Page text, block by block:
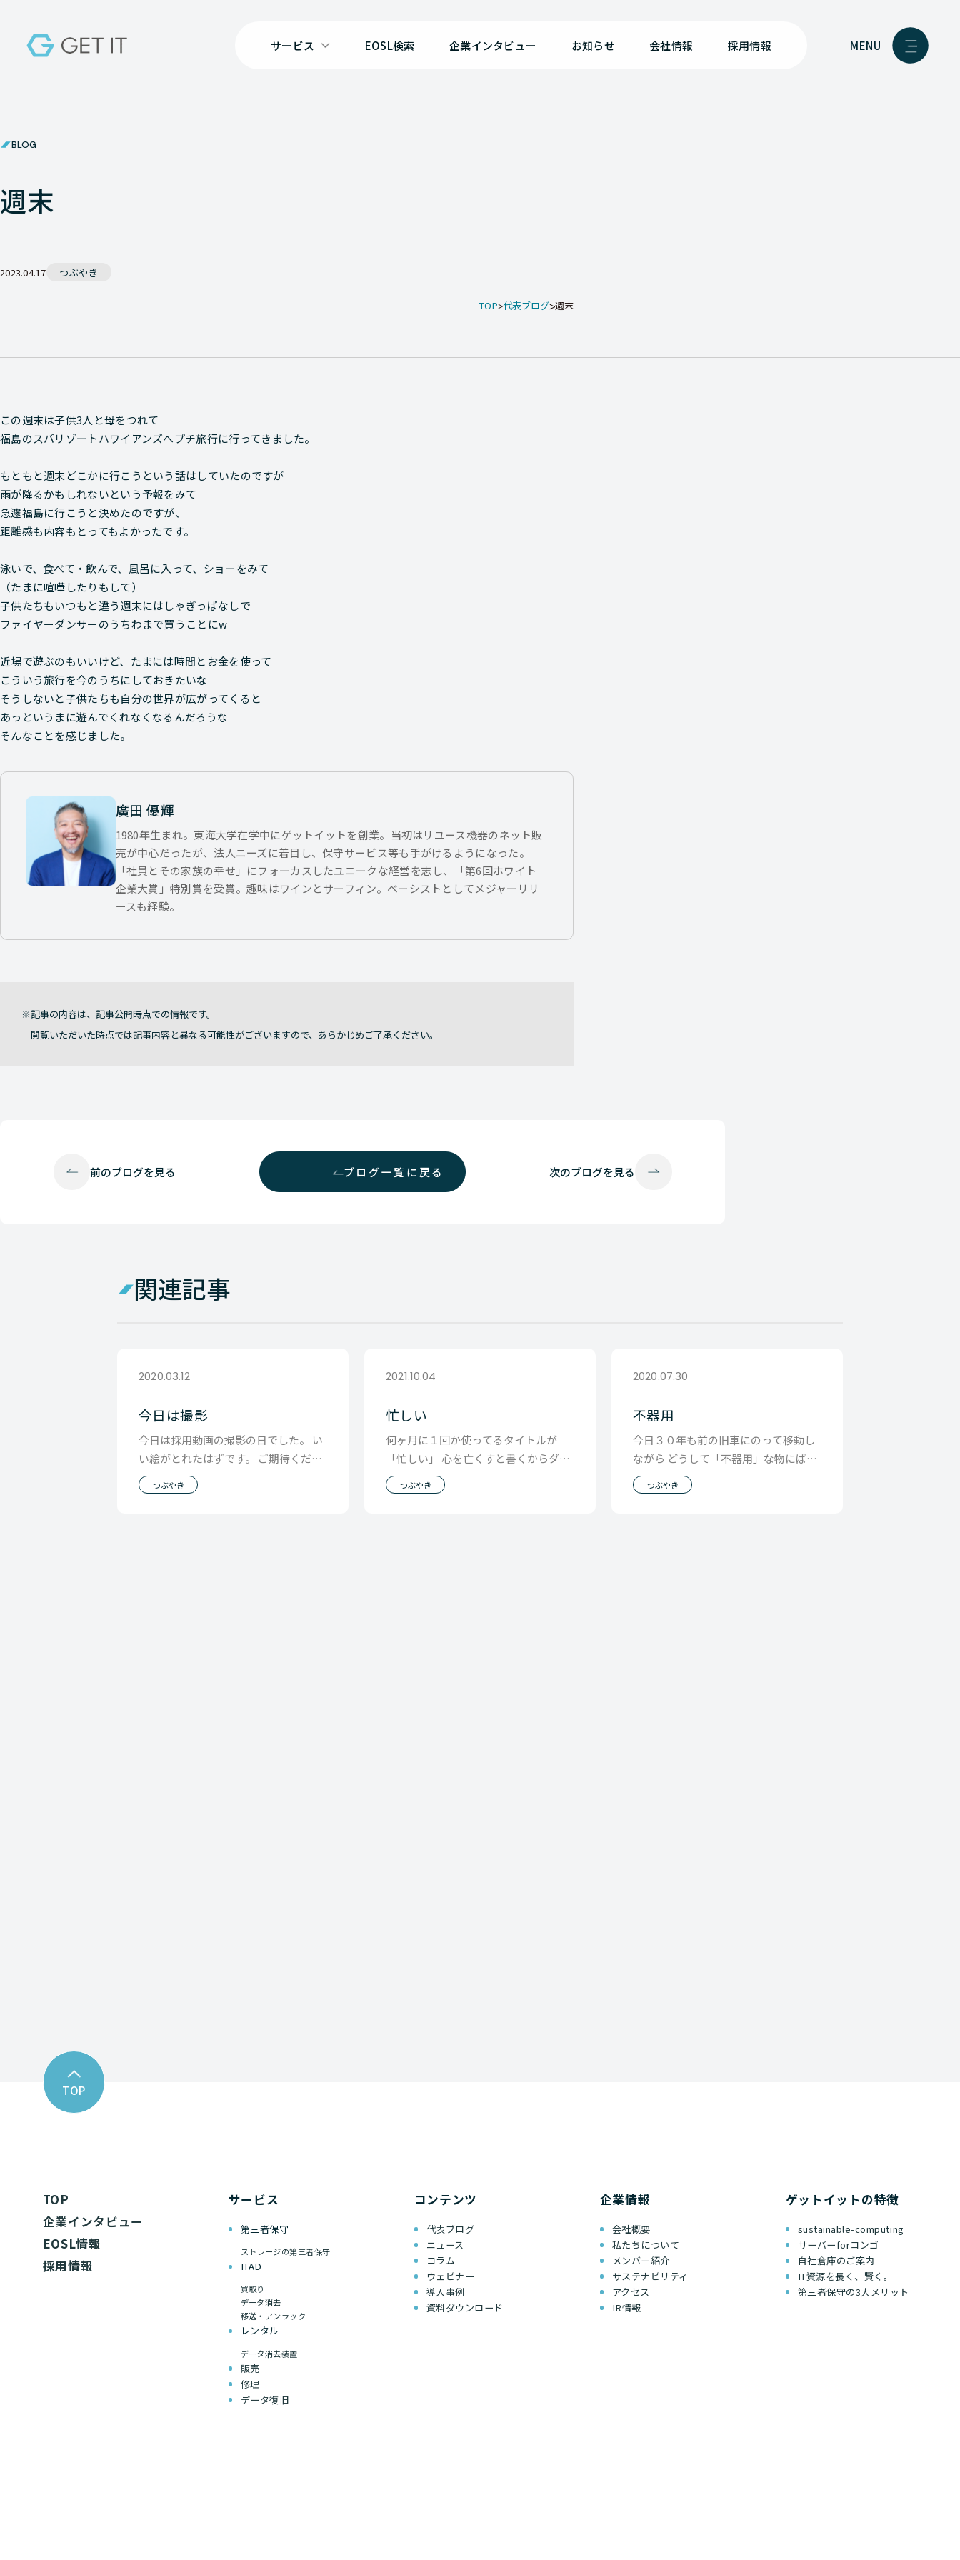
サービス EOSL検索 企業インタビュー お知らせ 会社情報 採用情報 MENU
BLOG
週末
2023.04.17 つぶやき
TOP 代表ブログ 週末
この週末は子供3人と母をつれて
福島のスパリゾートハワイアンズへプチ旅行に行ってきました。
もともと週末どこかに行こうという話はしていたのですが
雨が降るかもしれないという予報をみて
急遽福島に行こうと決めたのですが、
距離感も内容もとってもよかったです。
泳いで、食べて・飲んで、風呂に入って、ショーをみて
（たまに喧嘩したりもして）
子供たちもいつもと違う週末にはしゃぎっぱなしで
ファイヤーダンサーのうちわまで買うことにw
近場で遊ぶのもいいけど、たまには時間とお金を使って
こういう旅行を今のうちにしておきたいな
そうしないと子供たちも自分の世界が広がってくると
あっというまに遊んでくれなくなるんだろうな
そんなことを感じました。
廣田 優輝
1980年生まれ。東海大学在学中にゲットイットを創業。当初はリユース機器のネット販
売が中心だったが、法人ニーズに着目し、保守サービス等も手がけるようになった。
「社員とその家族の幸せ」にフォーカスしたユニークな経営を志し、「第6回ホワイト
企業大賞」特別賞を受賞。趣味はワインとサーフィン。ベーシストとしてメジャーリリ
ースも経験。
記事の内容は、記事公開時点での情報です。
閲覧いただいた時点では記事内容と異なる可能性がございますので、あらかじめご了承ください。
前のブログを見る ブログ一覧に戻る 次のブログを見る
関連記事
2020.03.12
今日は撮影
今日は採用動画の撮影の日でした。 い
い絵がとれたはずです。 ご期待くださ
い。
つぶやき
2021.10.04
忙しい
何ヶ月に１回か使ってるタイトルが
「忙しい」 心を亡くすと書くからダメ
だとか 人にはそう言いたくなるけど 僕
にも忙しいと感
つぶやき
2020.07.30
不器用
今日３０年も前の旧車にのって移動し
ながら どうして「不器用」な物にばか
り惹かれるんだろう そんなことを考え
ていました 車
つぶやき
TOP
TOP
企業インタビュー
EOSL情報
採用情報
サービス
第三者保守
ストレージの第三者保守
ITAD
買取り
データ消去
移送・アンラック
レンタル
データ消去装置
販売
修理
データ復旧
コンテンツ
代表ブログ
ニュース
コラム
ウェビナー
導入事例
資料ダウンロード
企業情報
会社概要
私たちについて
メンバー紹介
サステナビリティ
アクセス
IR情報
ゲットイットの特徴
sustainable-computing
サーバーforコンゴ
自社倉庫のご案内
IT資源を長く、賢く。
第三者保守の3大メリット